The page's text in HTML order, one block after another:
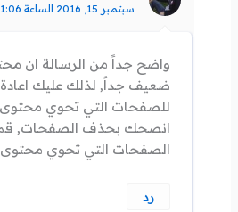
سبتمبر 15, 2016 الساعة 11:06 م
واضح جداً من الرسالة ان
ضعيف جداً, لذلك عليك
للصفحات التي تحوي
انصحك بحذف الصفحات,
الصفحات التي تحوي محتوى
رد